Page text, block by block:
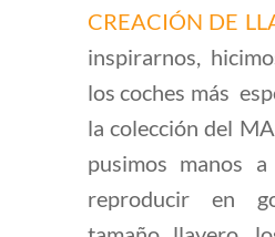
CREACIÓN DE
inspirarnos,
los coches más
la colección del
pusimos manos
reproducir en